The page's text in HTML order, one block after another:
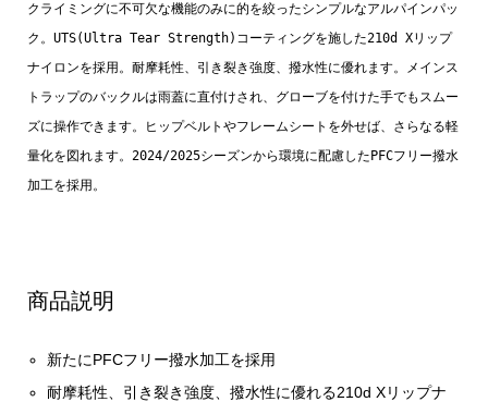
クライミングに不可欠な機能のみに的を絞ったシンプルなアルパインパッ
ク。UTS(Ultra Tear Strength)コーティングを施した210d Xリップ
ナイロンを採用。耐摩耗性、引き裂き強度、撥水性に優れます。メインス
トラップのバックルは雨蓋に直付けされ、グローブを付けた手でもスムー
ズに操作できます。ヒップベルトやフレームシートを外せば、さらなる軽
量化を図れます。2024/2025シーズンから環境に配慮したPFCフリー撥水
加工を採用。
商品説明
新たにPFCフリー撥水加工を採用
耐摩耗性、引き裂き強度、撥水性に優れる210d Xリップナ